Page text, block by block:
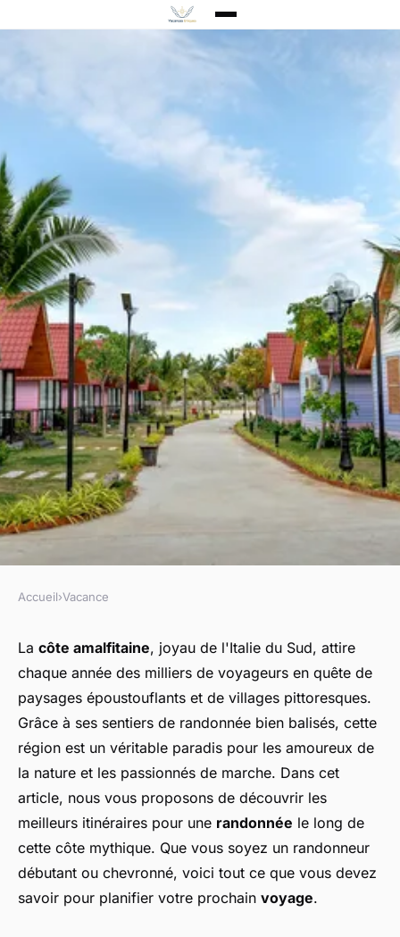
Quels sont les meilleurs
itinéraires pour une
randonnée le long de la côte
amalfitaine, Italie?
Ayden•9 juillet 2024•5 min de lecture
Accueil›Vacance
La côte amalfitaine, joyau de l'Italie du Sud, attire
chaque année des milliers de voyageurs en quête de
paysages époustouflants et de villages pittoresques.
Grâce à ses sentiers de randonnée bien balisés, cette
région est un véritable paradis pour les amoureux de
la nature et les passionnés de marche. Dans cet
article, nous vous proposons de découvrir les
meilleurs itinéraires pour une randonnée le long de
cette côte mythique. Que vous soyez un randonneur
débutant ou chevronné, voici tout ce que vous devez
savoir pour planifier votre prochain voyage.